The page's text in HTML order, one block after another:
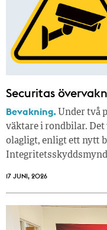
Securitas
Bevakning. Under två
väktare i rondbilar.
olagligt, enligt ett nytt
17 JUNI, 2026